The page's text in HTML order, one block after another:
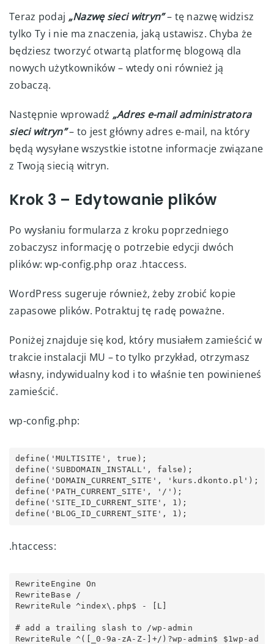
Teraz podaj „Nazwę sieci witryn”– tę nazwę widzisz
tylko Ty i nie ma znaczenia, jaką ustawisz. Chyba że
będziesz tworzyć otwartą platformę blogową dla
nowych użytkowników – wtedy oni również ją
zobaczą.
Następnie wprowadź „Adres e-mail administratora
sieci witryn”– to jest główny adres e-mail, na który
będą wysyłane wszystkie istotne informacje związane
z Twoją siecią witryn.
Krok 3 – Edytowanie plików
Po wysłaniu formularza z kroku poprzedniego
zobaczysz informację o potrzebie edycji dwóch
plików: wp-config.php oraz .htaccess.
WordPress sugeruje również, żeby zrobić kopie
zapasowe plików. Potraktuj tę radę poważne.
Poniżej znajduje się kod, który musiałem zamieścić w
trakcie instalacji MU – to tylko przykład, otrzymasz
własny, indywidualny kod i to właśnie ten powinieneś
zamieścić.
wp-config.php:
define('MULTISITE', true);
define('SUBDOMAIN_INSTALL', false);
define('DOMAIN_CURRENT_SITE', 'kurs.dkonto.pl');
define('PATH_CURRENT_SITE', '/');
define('SITE_ID_CURRENT_SITE', 1);
define('BLOG_ID_CURRENT_SITE', 1);
.htaccess:
RewriteEngine On
RewriteBase /
RewriteRule ^index\.php$ - [L]
# add a trailing slash to /wp-admin
RewriteRule ^([_0-9a-zA-Z-]+/)?wp-admin$ $1wp-ad